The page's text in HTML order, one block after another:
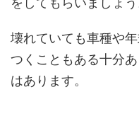
壊れていても車種や
つくこともある十分
はあります。